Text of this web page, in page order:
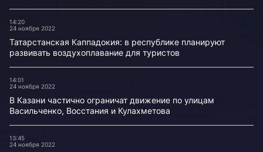
14:20
24 ноября 2022
Татарстанская Каппадокия: в республике планируют
развивать воздухоплавание для туристов
14:01
24 ноября 2022
В Казани частично ограничат движение по улицам
Васильченко, Восстания и Кулахметова
13:45
24 ноября 2022